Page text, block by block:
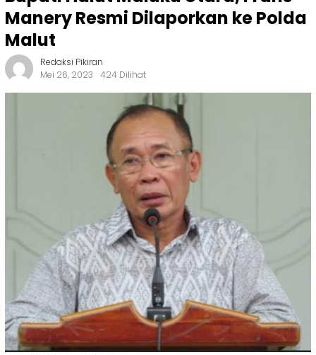
Manery Resmi Dilaporkan ke Polda
Malut
Redaksi Pikiran
Mei 26, 2023
424 Dilihat